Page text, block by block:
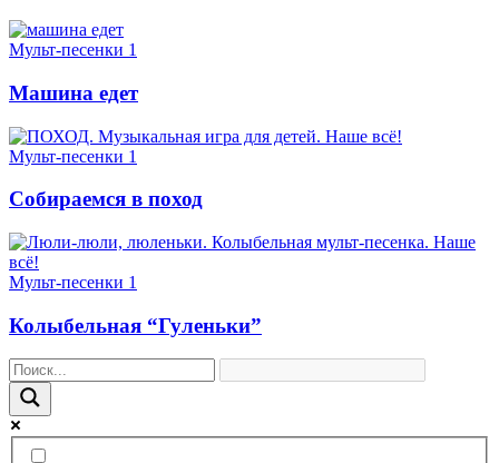
Мульт-песенки 1
Машина едет
Мульт-песенки 1
Собираемся в поход
Мульт-песенки 1
Колыбельная “Гуленьки”